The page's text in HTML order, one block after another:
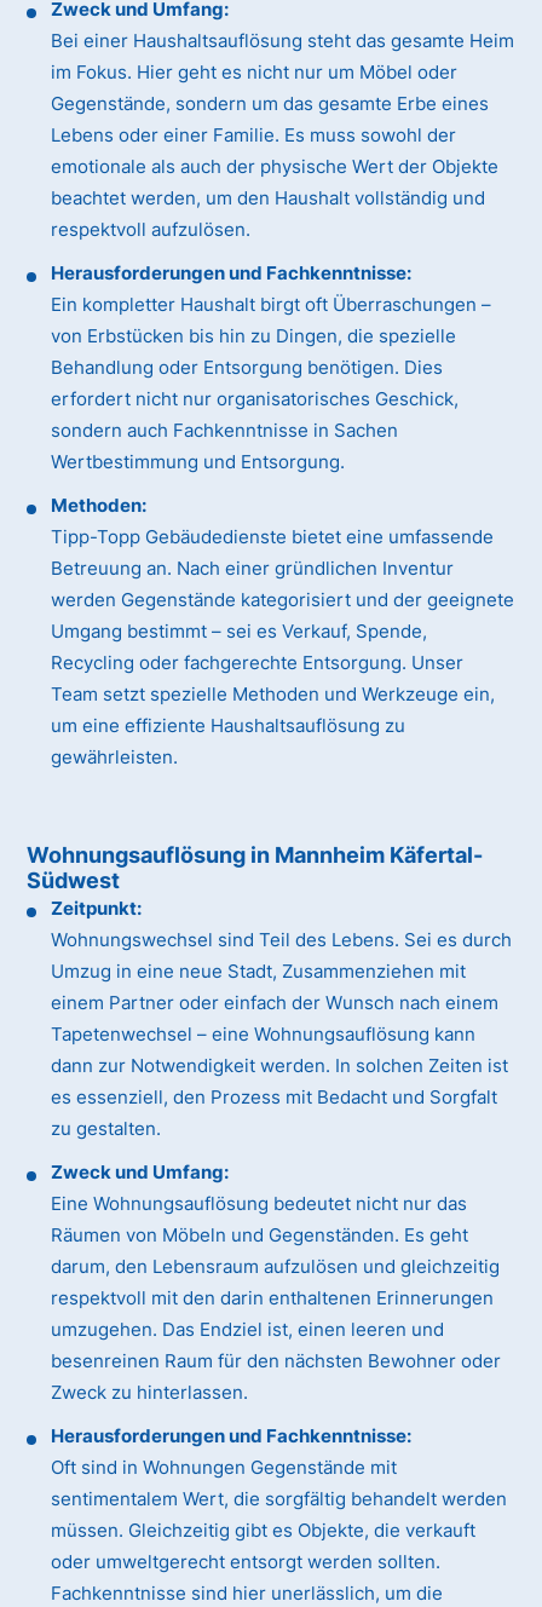
Zweck und Umfang:
Bei einer Haushaltsauflösung steht das gesamte Heim
im Fokus. Hier geht es nicht nur um Möbel oder
Gegenstände, sondern um das gesamte Erbe eines
Lebens oder einer Familie. Es muss sowohl der
emotionale als auch der physische Wert der Objekte
beachtet werden, um den Haushalt vollständig und
respektvoll aufzulösen.
Herausforderungen und Fachkenntnisse:
Ein kompletter Haushalt birgt oft Überraschungen –
von Erbstücken bis hin zu Dingen, die spezielle
Behandlung oder Entsorgung benötigen. Dies
erfordert nicht nur organisatorisches Geschick,
sondern auch Fachkenntnisse in Sachen
Wertbestimmung und Entsorgung.
Methoden:
Tipp-Topp Gebäudedienste bietet eine umfassende
Betreuung an. Nach einer gründlichen Inventur
werden Gegenstände kategorisiert und der geeignete
Umgang bestimmt – sei es Verkauf, Spende,
Recycling oder fachgerechte Entsorgung. Unser
Team setzt spezielle Methoden und Werkzeuge ein,
um eine effiziente Haushaltsauflösung zu
gewährleisten.
Wohnungsauflösung in Mannheim Käfertal-
Südwest
Zeitpunkt:
Wohnungswechsel sind Teil des Lebens. Sei es durch
Umzug in eine neue Stadt, Zusammenziehen mit
einem Partner oder einfach der Wunsch nach einem
Tapetenwechsel – eine Wohnungsauflösung kann
dann zur Notwendigkeit werden. In solchen Zeiten ist
es essenziell, den Prozess mit Bedacht und Sorgfalt
zu gestalten.
Zweck und Umfang:
Eine Wohnungsauflösung bedeutet nicht nur das
Räumen von Möbeln und Gegenständen. Es geht
darum, den Lebensraum aufzulösen und gleichzeitig
respektvoll mit den darin enthaltenen Erinnerungen
umzugehen. Das Endziel ist, einen leeren und
besenreinen Raum für den nächsten Bewohner oder
Zweck zu hinterlassen.
Herausforderungen und Fachkenntnisse:
Oft sind in Wohnungen Gegenstände mit
sentimentalem Wert, die sorgfältig behandelt werden
müssen. Gleichzeitig gibt es Objekte, die verkauft
oder umweltgerecht entsorgt werden sollten.
Fachkenntnisse sind hier unerlässlich, um die